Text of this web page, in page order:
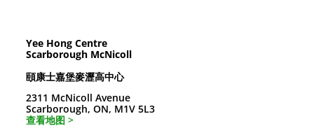
Yee Hong Centre
Scarborough McNicoll
頤康士嘉堡麥瀝高中心
2311 McNicoll Avenue
Scarborough, ON, M1V 5L3
查看地图 >